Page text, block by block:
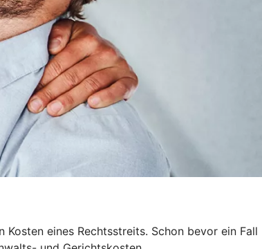
eines Rechtsstreits. Schon bevor ein Fall